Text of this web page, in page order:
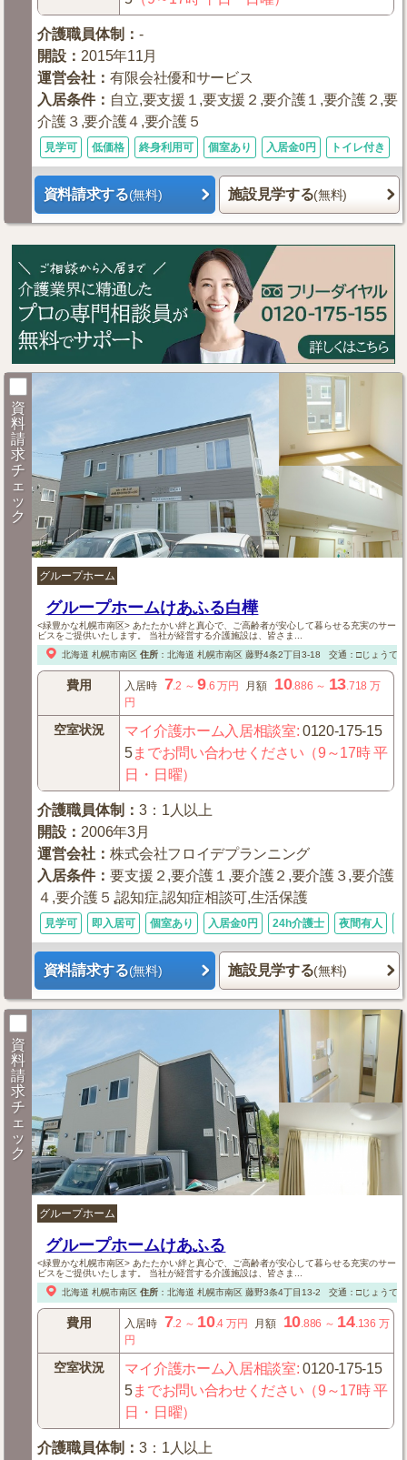
介護職員体制 ：-
開設 ： 2015年11月
運営会社 ：有限会社優和サービス
入居条件： 自立,要支援１,要支援２,要介護１,要介護２,要
介護３,要介護４,要介護５
見学可 低価格 終身利用可 個室あり 入居金0円 トイレ付き
資料請求する(無料) 施設見学する(無料)
資
料
請
求
チ
ェ
ッ
ク
グループホーム
グループホームけあふる白樺
<緑豊かな札幌市南区> あたたかい絆と真心で、ご高齢者が安心して暮らせる充実のサー
ビスをご提供いたします。 当社が経営する介護施設は、皆さま...
北海道 札幌市南区 住所： 北海道 札幌市南区藤野4条2丁目3-18 交通：□じょうて
費用 入居時 7.2 ～9.6 万円 月額 10.886 ～ 13.718 万
円
空室状況 マイ介護ホーム入居相談室:0120-175-15
5までお問い合わせください（9～17時 平
日・日曜）
介護職員体制 ：3：1人以上
開設 ： 2006年3月
運営会社 ：株式会社フロイデプランニング
入居条件：要支援２,要介護１,要介護２,要介護３,要介護
４,要介護５,認知症,認知症相談可,生活保護
見学可 即入居可 個室あり 入居金0円 24h介護士 夜間有人
資料請求する(無料) 施設見学する(無料)
資
料
請
求
チ
ェ
ッ
ク
グループホーム
グループホームけあふる
<緑豊かな札幌市南区> あたたかい絆と真心で、ご高齢者が安心して暮らせる充実のサー
ビスをご提供いたします。 当社が経営する介護施設は、皆さま...
北海道 札幌市南区 住所： 北海道 札幌市南区藤野3条4丁目13-2 交通：□じょうて
費用 入居時 7 .2 ～ 10.4 万円 月額 10 .886 ～ 14.136 万
円
空室状況 マイ介護ホーム入居相談室:0120-175-15
5までお問い合わせください（9～17時 平
日・日曜）
介護職員体制 ：3：1人以上